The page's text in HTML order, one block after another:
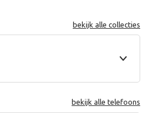
bekijk alle collecties
bekijk alle telefoons